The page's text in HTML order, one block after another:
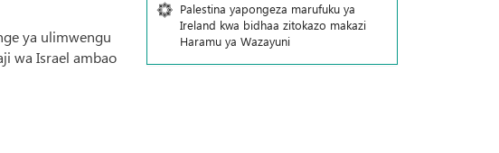
ya ulimwengu
wa Israel ambao
Palestina yapongeza marufuku ya
Ireland kwa bidhaa zitokazo makazi
Haramu ya Wazayuni